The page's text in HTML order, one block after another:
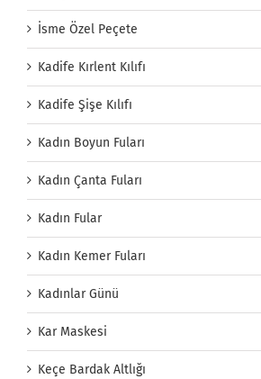
İsme Özel Peçete
Kadife Kırlent Kılıfı
Kadife Şişe Kılıfı
Kadın Boyun Fuları
Kadın Çanta Fuları
Kadın Fular
Kadın Kemer Fuları
Kadınlar Günü
Kar Maskesi
Keçe Bardak Altlığı